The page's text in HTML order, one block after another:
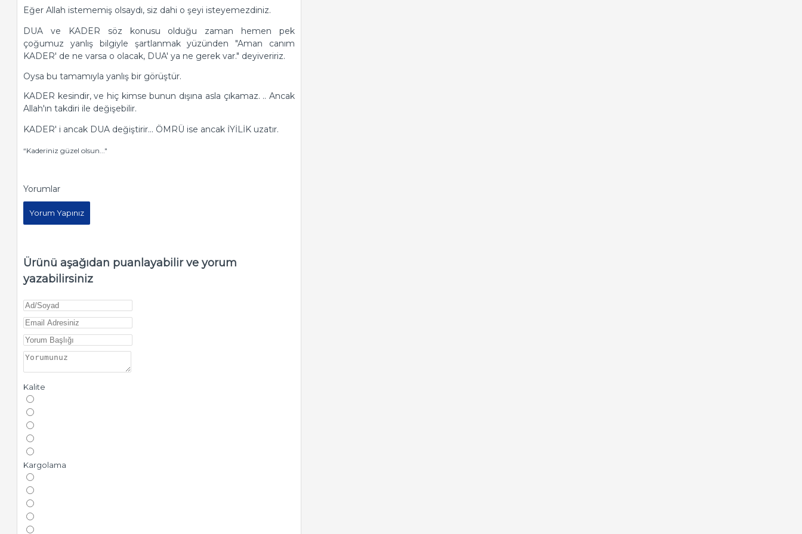
Eğer Allah istememiş olsaydı, siz dahi o şeyi isteye­mezdiniz.
DUA ve KADER söz konusu olduğu zaman hemen pek
çoğumuz yanlış bilgiyle şartlanmak yüzünden "Aman canım
KADER' de ne varsa o olacak, DUA' ya ne gerek var." deyiveririz.
Oysa bu tamamıyla yanlış bir görüştür.
KADER kesindir, ve hiç kimse bunun dışına asla çı­kamaz. .. Ancak
Allah'ın takdiri ile değişebilir.
KADER' i ancak DUA değiştirir... ÖMRÜ ise ancak İYİLİK uzatır.
“Kaderiniz güzel olsun..."
Yorumlar
Yorum Yapınız
Ürünü aşağıdan puanlayabilir ve yorum
yazabilirsiniz
Kalite
Kargolama